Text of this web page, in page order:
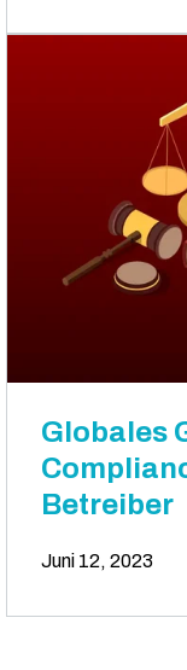
Globales
Betreiber
Juni 12, 2023